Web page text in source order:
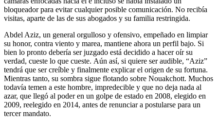
bloqueador para evitar cualquier posible comunicación. No recibía
visitas, aparte de las de sus abogados y su familia restringida.
Abdel Aziz, un general orgulloso y ofensivo, empeñado en limpiar
su honor, contra viento y marea, mantiene ahora un perfil bajo. Si
bien lo pronto debería ser juzgado está decidido a hacer oír su
verdad, cueste lo que cueste. Aún así, si quiere ser audible, “Aziz”
tendrá que ser creíble y finalmente explicar el origen de su fortuna.
Mientras tanto, su sombra sigue flotando sobre Nouakchott. Muchos
todavía temen a este hombre, impredecible y que no deja nada al
azar, que llegó al poder en un golpe de estado en 2008, elegido en
2009, reelegido en 2014, antes de renunciar a postularse para un
tercer mandato.